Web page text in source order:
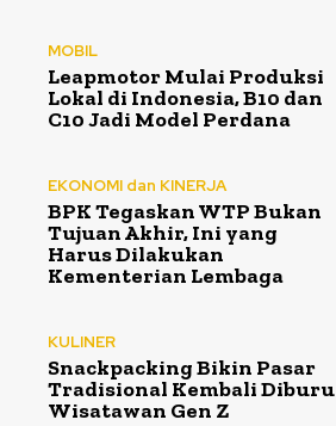
MOBIL
Leapmotor Mulai Produksi
Lokal di Indonesia, B10 dan
C10 Jadi Model Perdana
EKONOMI dan KINERJA
BPK Tegaskan WTP Bukan
Tujuan Akhir, Ini yang
Harus Dilakukan
Kementerian Lembaga
KULINER
Snackpacking Bikin Pasar
Tradisional Kembali Diburu
Wisatawan Gen Z